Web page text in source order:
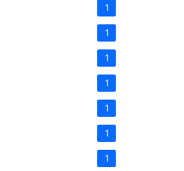
1
1
1
1
1
1
1